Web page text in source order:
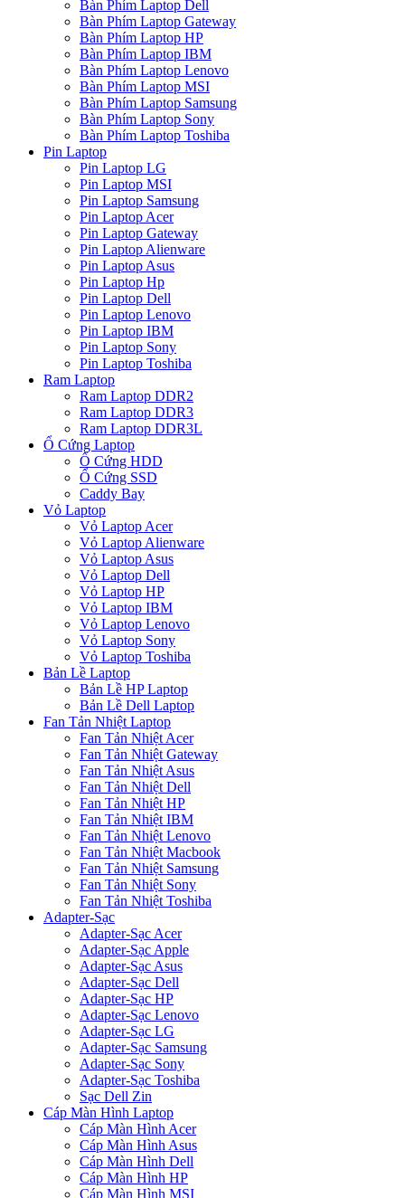
Bàn Phím Laptop Dell
Bàn Phím Laptop Gateway
Bàn Phím Laptop HP
Bàn Phím Laptop IBM
Bàn Phím Laptop Lenovo
Bàn Phím Laptop MSI
Bàn Phím Laptop Samsung
Bàn Phím Laptop Sony
Bàn Phím Laptop Toshiba
Pin Laptop
Pin Laptop LG
Pin Laptop MSI
Pin Laptop Samsung
Pin Laptop Acer
Pin Laptop Gateway
Pin Laptop Alienware
Pin Laptop Asus
Pin Laptop Hp
Pin Laptop Dell
Pin Laptop Lenovo
Pin Laptop IBM
Pin Laptop Sony
Pin Laptop Toshiba
Ram Laptop
Ram Laptop DDR2
Ram Laptop DDR3
Ram Laptop DDR3L
Ổ Cứng Laptop
Ổ Cứng HDD
Ổ Cứng SSD
Caddy Bay
Vỏ Laptop
Vỏ Laptop Acer
Vỏ Laptop Alienware
Vỏ Laptop Asus
Vỏ Laptop Dell
Vỏ Laptop HP
Vỏ Laptop IBM
Vỏ Laptop Lenovo
Vỏ Laptop Sony
Vỏ Laptop Toshiba
Bản Lề Laptop
Bản Lề HP Laptop
Bản Lề Dell Laptop
Fan Tản Nhiệt Laptop
Fan Tản Nhiệt Acer
Fan Tản Nhiệt Gateway
Fan Tản Nhiệt Asus
Fan Tản Nhiệt Dell
Fan Tản Nhiệt HP
Fan Tản Nhiệt IBM
Fan Tản Nhiệt Lenovo
Fan Tản Nhiệt Macbook
Fan Tản Nhiệt Samsung
Fan Tản Nhiệt Sony
Fan Tản Nhiệt Toshiba
Adapter-Sạc
Adapter-Sạc Acer
Adapter-Sạc Apple
Adapter-Sạc Asus
Adapter-Sạc Dell
Adapter-Sạc HP
Adapter-Sạc Lenovo
Adapter-Sạc LG
Adapter-Sạc Samsung
Adapter-Sạc Sony
Adapter-Sạc Toshiba
Sạc Dell Zin
Cáp Màn Hình Laptop
Cáp Màn Hình Acer
Cáp Màn Hình Asus
Cáp Màn Hình Dell
Cáp Màn Hình HP
Cáp Màn Hình MSI